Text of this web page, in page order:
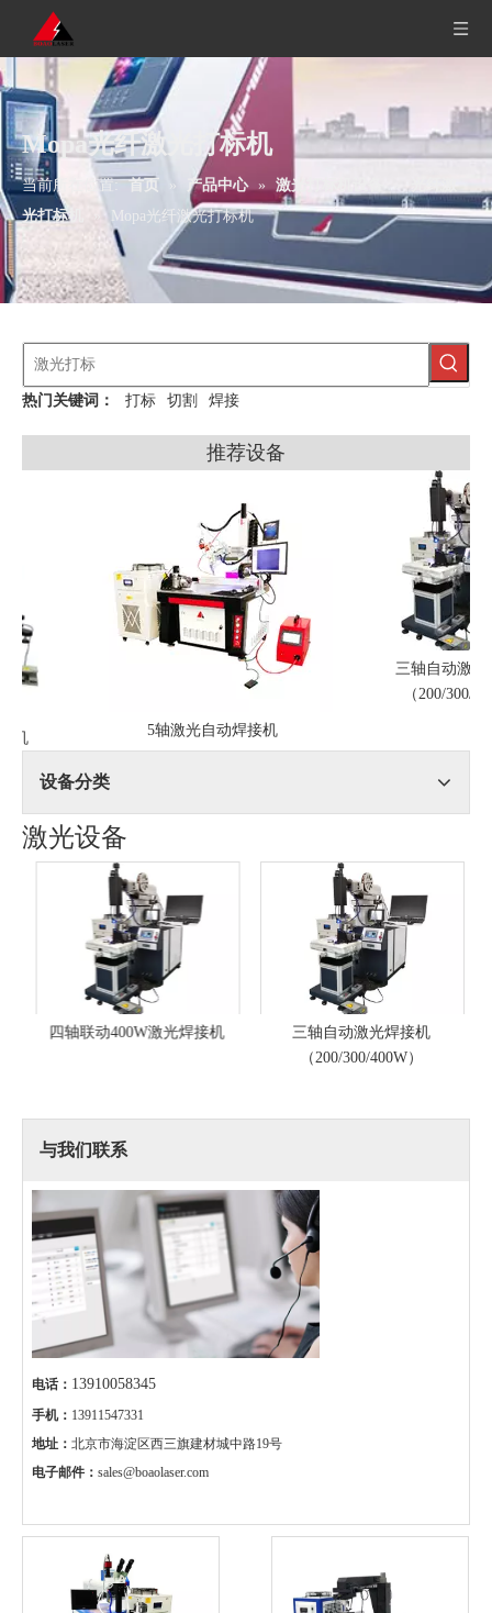
Mopa光纤激光打标机
当前所在位置: 首页 » 产品中心 » 激光打标机设备
光打标机
Mopa光纤激光打标机
热门关键词： 打标 切割 焊接
推荐设备
5轴激光自动焊接机
三轴自动激光焊
（200/300/
设备分类
激光设备
四轴联动400W激光焊接机
三轴自动激光焊接机
（200/300/400W）
与我们联系
电话： 13910058345
手机： 13911547331
地址： 北京市海淀区西三旗建材城中路19号
电子邮件： sales@boaolaser.com